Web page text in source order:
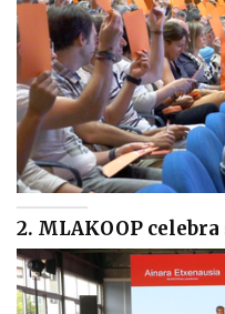
2. MLAKOOP